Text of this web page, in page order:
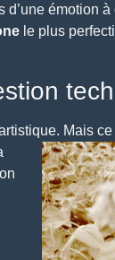
émotion
le plus
Mais